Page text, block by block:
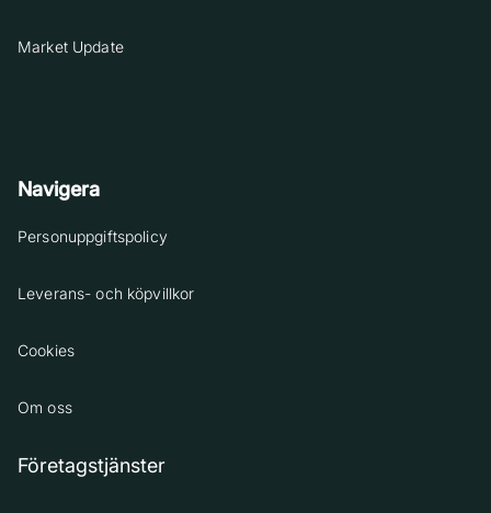
Market Update
Navigera
Personuppgiftspolicy
Leverans- och köpvillkor
Cookies
Om oss
Företagstjänster